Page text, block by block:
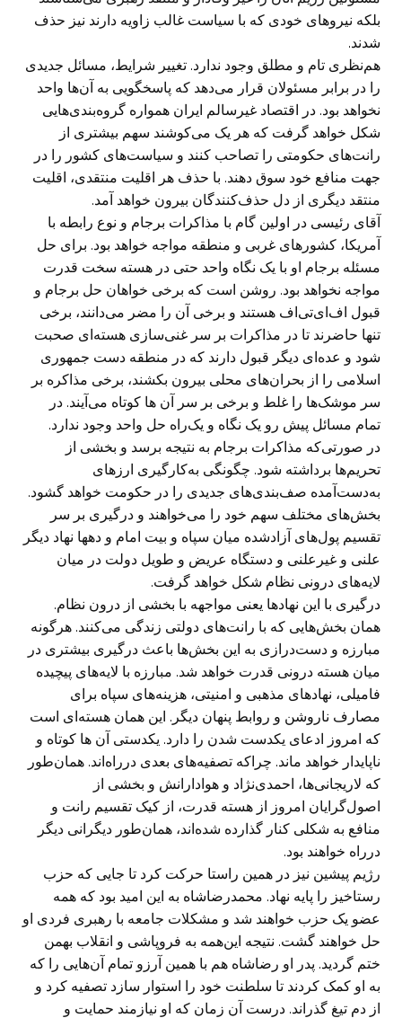
بلکه نیروهای خودی که با سیاست غالب زاویه دارند نیز حذف
شدند.
هم‌نظری تام و مطلق وجود ندارد. تغییر شرایط، مسائل جدیدی
را در برابر مسئولان قرار می‌دهد که پاسخگویی به آن‌ها واحد
نخواهد بود. در اقتصاد غیرسالم ایران همواره گروه‌بندی‌هایی
شکل خواهد گرفت که هر یک می‌کوشند سهم بیشتری از
رانت‌های حکومتی را تصاحب کنند و سیاست‌های کشور را در
جهت منافع خود سوق دهند. با حذف هر اقلیت منتقدی، اقلیت
منتقد دیگری از دل حذف‌کنندگان بیرون خواهد آمد.
آقای رئیسی در اولین گام با مذاکرات برجام و نوع رابطه با
آمریکا، کشورهای غربی و منطقه مواجه خواهد بود. برای حل
مسئله برجام او با یک نگاه واحد حتی در هسته سخت قدرت
مواجه نخواهد بود. روشن است که برخی خواهان حل برجام و
قبول اف‌ای‌تی‌اف هستند و برخی آن را مضر می‌دانند، برخی
تنها حاضرند تا در مذاکرات بر سر غنی‌سازی هسته‌ای صحبت
شود و عده‌ای دیگر قبول دارند که در منطقه دست جمهوری
اسلامی را از بحران‌های محلی بیرون بکشند، برخی مذاکره بر
سر موشک‌ها را غلط و برخی بر سر آن ها کوتاه می‌آیند. در
تمام مسائل پیش رو یک نگاه و یک‌راه حل واحد وجود ندارد.
در صورتی‌که مذاکرات برجام به نتیجه برسد و بخشی از
تحریم‌ها برداشته شود. چگونگی به‌کارگیری ارزهای
به‌دست‌آمده صف‌بندی‌های جدیدی را در حکومت خواهد گشود.
بخش‌های مختلف سهم خود را می‌خواهند و درگیری بر سر
تقسیم پول‌های آزادشده میان سپاه و بیت امام و دهها نهاد دیگر
علنی و غیرعلنی و دستگاه عریض و طویل دولت در میان
لایه‌های درونی نظام شکل خواهد گرفت.
درگیری با این نهادها یعنی مواجهه با بخشی از درون نظام.
همان بخش‌هایی که با رانت‌های دولتی زندگی می‌کنند. هرگونه
مبارزه و دست‌درازی به این بخش‌ها باعث درگیری بیشتری در
میان هسته درونی قدرت خواهد شد. مبارزه با لایه‌های پیچیده
فامیلی، نهادهای مذهبی و امنیتی، هزینه‌های سپاه برای
مصارف ناروشن و روابط پنهان دیگر. این همان هسته‌ای است
که امروز ادعای یکدست شدن را دارد. یکدستی آن ها کوتاه و
ناپایدار خواهد ماند. چراکه تصفیه‌های بعدی درراه‌اند. همان‌طور
که لاریجانی‌ها، احمدی‌نژاد و هوادارانش و بخشی از
اصول‌گرایان امروز از هسته قدرت، از کیک تقسیم رانت و
منافع به شکلی کنار گذارده شده‌اند، همان‌طور دیگرانی دیگر
درراه خواهند بود.
رژیم پیشین نیز در همین راستا حرکت کرد تا جایی که حزب
رستاخیز را پایه نهاد. محمدرضاشاه به این امید بود که همه
عضو یک حزب خواهند شد و مشکلات جامعه با رهبری فردی او
حل خواهند گشت. نتیجه این‌همه به فروپاشی و انقلاب بهمن
ختم گردید. پدر او رضاشاه هم با همین آرزو تمام آن‌هایی را که
به او کمک کردند تا سلطنت خود را استوار سازد تصفیه کرد و
از دم تیغ گذراند. درست آن زمان که او نیازمند حمایت و